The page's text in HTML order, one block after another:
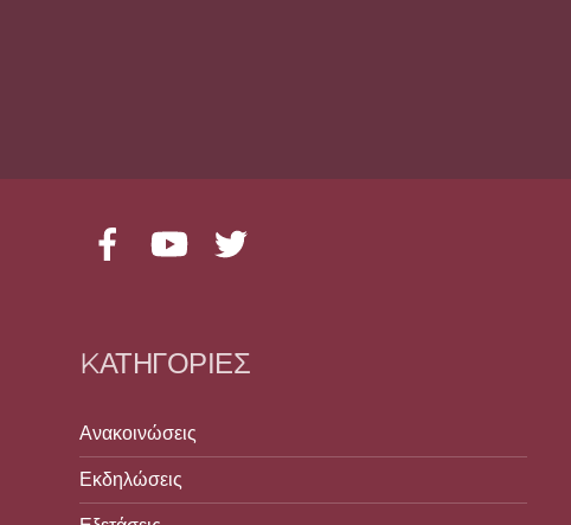
FacebookYouTube
KΑΤΗΓΟΡΊΕΣ
Ανακοινώσεις
Εκδηλώσεις